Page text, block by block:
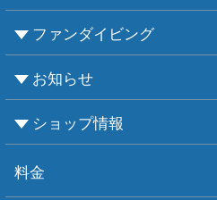
CMASについて
PADIについて
Ｃカードライセンス取得
レベルアップCMAS
レベルアップPADI
インストラクターコース
エンリッチド・エア・ナイト
ファンダイビング
ビーチダイビング
ボートダイビング
セルフダイビング
レンタル器材
お知らせ
お知らせ
お天気情報
フォトグラフィ
ツアー情報
ショップ情報
ショップ情報
アクセス
ダイビングポイント
ショップボート「かもめ」
スタッフ紹介
宿泊施設
リンク集
お問い合わせ
料金